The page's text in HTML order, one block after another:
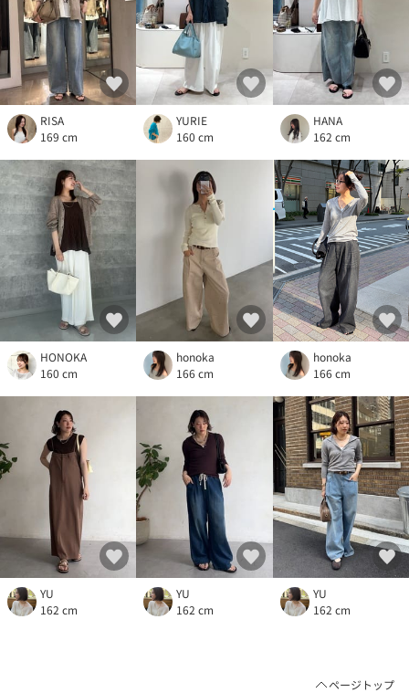
RISA
169 cm
YURIE
160 cm
HANA
162 cm
HONOKA
160 cm
honoka
166 cm
honoka
166 cm
YU
162 cm
YU
162 cm
YU
162 cm
ページトップ